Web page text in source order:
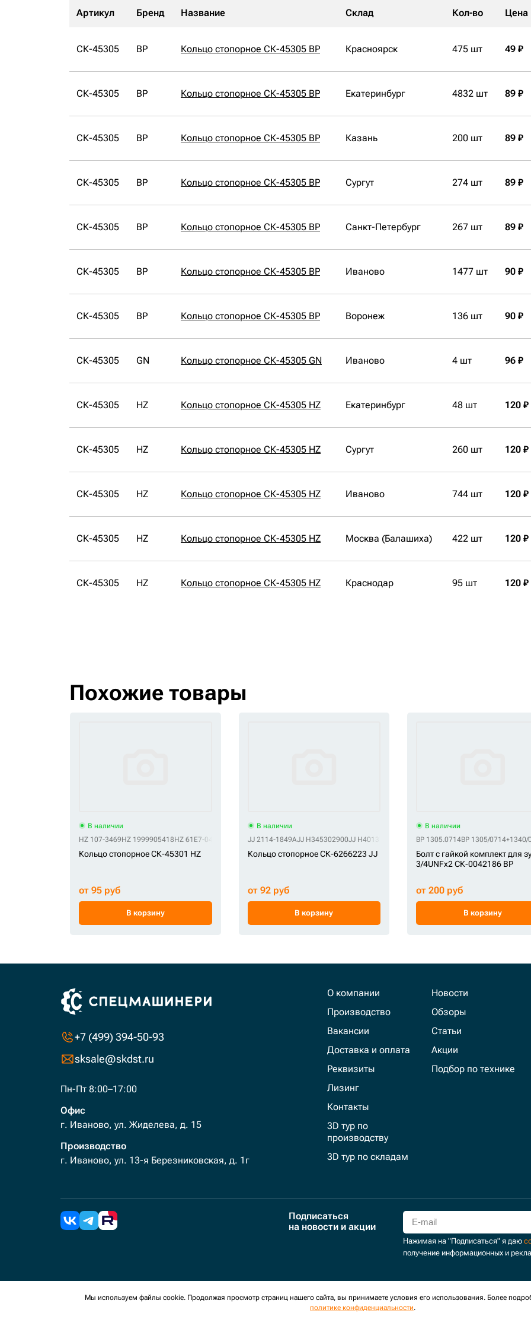
Артикул Бренд Название Склад Кол-во Цена
СК-45305 BP Кольцо стопорное СК-45305 BP Красноярск 475 шт 49 ₽
СК-45305 BP Кольцо стопорное СК-45305 BP Екатеринбург 4832 шт 89 ₽
СК-45305 BP Кольцо стопорное СК-45305 BP Казань 200 шт 89 ₽
СК-45305 BP Кольцо стопорное СК-45305 BP Сургут 274 шт 89 ₽
СК-45305 BP Кольцо стопорное СК-45305 BP Санкт-Петербург 267 шт 89 ₽
СК-45305 BP Кольцо стопорное СК-45305 BP Иваново 1477 шт 90 ₽
СК-45305 BP Кольцо стопорное СК-45305 BP Воронеж 136 шт 90 ₽
СК-45305 GN Кольцо стопорное СК-45305 GN Иваново 4 шт 96 ₽
СК-45305 HZ Кольцо стопорное СК-45305 HZ Екатеринбург 48 шт 120 ₽
СК-45305 HZ Кольцо стопорное СК-45305 HZ Сургут 260 шт 120 ₽
СК-45305 HZ Кольцо стопорное СК-45305 HZ Иваново 744 шт 120 ₽
СК-45305 HZ Кольцо стопорное СК-45305 HZ Москва (Балашиха) 422 шт 120 ₽
СК-45305 HZ Кольцо стопорное СК-45305 HZ Краснодар 95 шт 120 ₽
Похожие товары
В наличии
HZ 107-3469HZ 1999905418HZ 61E7-04630 HZ 61EH-11150HZ 66NB-31350HZ 8E0469HZ 8E8469 HZ 8E-8469HZ DCR020XHZ SX-8E8469
Кольцо стопорное СК-45301 HZ
от 95 руб
В корзину
В наличии
JJ 2114-1849AJJ H345302900JJ H401372H
Кольцо стопорное СК-6266223 JJ
от 92 руб
В корзину
В наличии
BP 1305.0714BP 1305/0714+1340/
Болт с гайкой комплект для
3/4UNFx2 СК-0042186 BP
от 200 руб
В корзину
+7 (499) 394-50-93
sksale@skdst.ru
Пн-Пт 8:00–17:00
Офис
г. Иваново, ул. Жиделева, д. 15
Производство
г. Иваново, ул. 13-я Березниковская, д. 1г
О компании
Производство
Вакансии
Доставка и оплата
Реквизиты
Лизинг
Контакты
3D тур по
производству
3D тур по складам
Новости
Обзоры
Статьи
Акции
Подбор по технике
Подписаться
на новости и акции
Нажимая на "Подписаться" я даю
получение информационных и
2026 Все права защищены. Мы используем cookies для сбора обезличенных персональных данных. Оставаясь на
Мы используем файлы cookie. Продолжая просмотр страниц нашего сайта, вы принимаете условия его использования. Более
политике конфиденциальности.